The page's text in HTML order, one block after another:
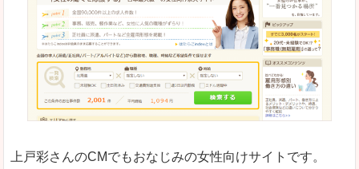
悪いところ
求人の掲載が少し見づらい印象があります。求人
給与が見た目ですぐにわからないことが多いです
詳しい説明 サイト内の検索の人気ワードで英語や中国語など
上戸彩さんのCMでもおなじみの女性向けサイトです。